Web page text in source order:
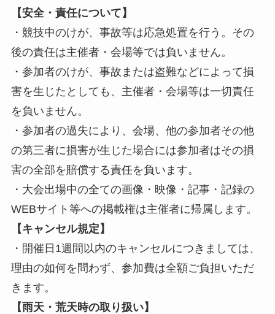
【安全・責任について】
・競技中のけが、事故等は応急処置を行う。その
後の責任は主催者・会場等では負いません。
・参加者のけが、事故または盗難などによって損
害を生じたとしても、主催者・会場等は一切責任
を負いません。
・参加者の過失により、会場、他の参加者その他
の第三者に損害が生じた場合には参加者はその損
害の全部を賠償する責任を負います。
・大会出場中の全ての画像・映像・記事・記録の
WEBサイト等への掲載権は主催者に帰属します。
【キャンセル規定】
・開催日1週間以内のキャンセルにつきましては、
理由の如何を問わず、参加費は全額ご負担いただ
きます。
【雨天・荒天時の取り扱い】